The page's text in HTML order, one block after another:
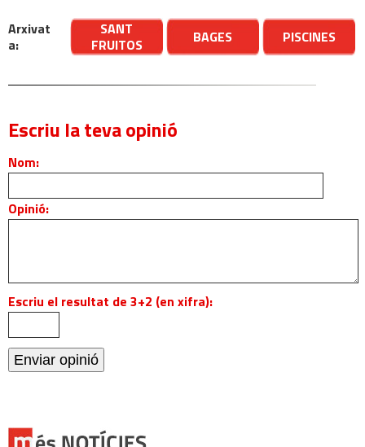
Arxivat
a:
SANT
FRUITOS
BAGES PISCINES
Escriu la teva opinió
Nom:
Opinió:
Escriu el resultat de 3+2 (en xifra):